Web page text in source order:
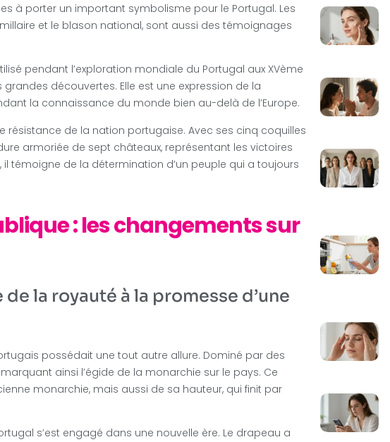
à porter un important symbolisme pour le Portugal. Les
et le blason national, sont aussi des témoignages
pendant l’exploration mondiale du Portugal aux XVème
découvertes. Elle est une expression de la
la connaissance du monde bien au-delà de l’Europe.
résistance de la nation portugaise. Avec ses cinq coquilles
armoriée de sept châteaux, représentant les victoires
témoigne de la détermination d’un peuple qui a toujours
: les changements sur
la royauté à la promesse d’une
possédait une tout autre allure. Dominé par des
ainsi l’égide de la monarchie sur le pays. Ce
monarchie, mais aussi de sa hauteur, qui finit par
s’est engagé dans une nouvelle ère. Le drapeau a